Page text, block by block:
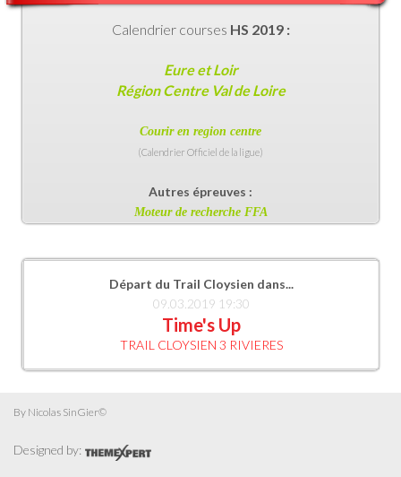
Calendrier courses HS 2019 :
Eure et Loir
Région Centre Val de Loire
Courir en region centre
(Calendrier Officiel de la ligue)
Autres épreuves :
Moteur de recherche FFA
Départ du Trail Cloysien dans...
09.03.2019 19:30
Time's Up
TRAIL CLOYSIEN 3 RIVIERES
By Nicolas SinGier©
Designed by: